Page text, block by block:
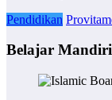
Pendidikan
Belajar